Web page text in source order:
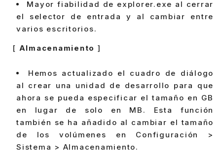
Mayor fiabilidad de explorer.exe al cerrar
el selector de entrada y al cambiar entre
varios escritorios.
[ Almacenamiento ]
Hemos actualizado el cuadro de diálogo
al crear una unidad de desarrollo para que
ahora se pueda especificar el tamaño en GB
en lugar de solo en MB. Esta función
también se ha añadido al cambiar el tamaño
de los volúmenes en Configuración >
Sistema > Almacenamiento.